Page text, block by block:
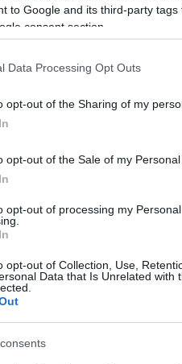
to Google and its third-party
consent section.
Data Processing Opt Outs
opt-out of the Sharing of my
opt-out of the Sale of my Personal
opt-out of processing my
opt-out of Collection, Use,
Data that Is Unrelated with
της Premier League
τρεις
Έρλινγκ
Flash.gr